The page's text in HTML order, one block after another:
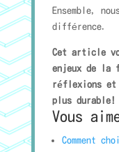
Ensemble,
différence.
Cet article
enjeux de la
réflexions et
plus durable!
Vous
Comment